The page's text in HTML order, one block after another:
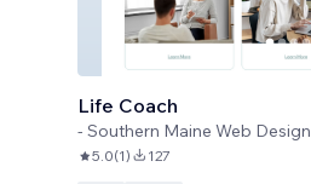
Life Coach
- Southern Maine Web Design
5.0(1) 127